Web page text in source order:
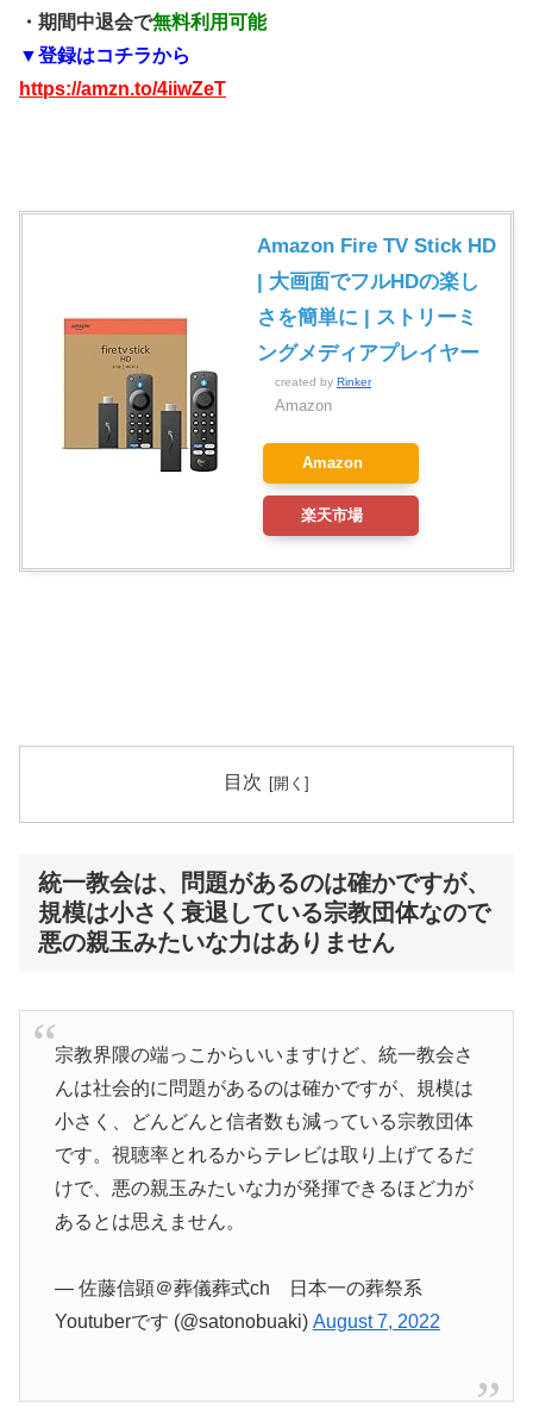
・期間中退会で無料利用可能
▼登録はコチラから
https://amzn.to/4iiwZeT
Amazon Fire TV Stick HD
| 大画面でフルHDの楽し
さを簡単に | ストリーミ
ングメディアプレイヤー
created by Rinker
Amazon
Amazon
楽天市場
目次
統一教会は、問題があるのは確かですが、
規模は小さく衰退している宗教団体なので
悪の親玉みたいな力はありません
宗教界隈の端っこからいいますけど、統一教会さ
んは社会的に問題があるのは確かですが、規模は
小さく、どんどんと信者数も減っている宗教団体
です。視聴率とれるからテレビは取り上げてるだ
けで、悪の親玉みたいな力が発揮できるほど力が
あるとは思えません。
— 佐藤信顕＠葬儀葬式ch 日本一の葬祭系
Youtuberです (@satonobuaki) August 7, 2022